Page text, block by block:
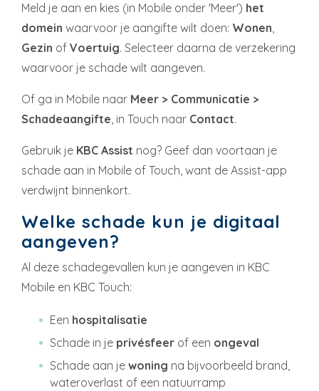
Meld je aan en kies (in Mobile onder 'Meer') het
domein waarvoor je aangifte wilt doen: Wonen,
Gezin of Voertuig. Selecteer daarna de verzekering
waarvoor je schade wilt aangeven.
Of ga in Mobile naar Meer > Communicatie >
Schadeaangifte, in Touch naar Contact.
Gebruik je KBC Assist nog? Geef dan voortaan je
schade aan in Mobile of Touch, want de Assist-app
verdwijnt binnenkort.
Welke schade kun je digitaal
aangeven?
Al deze schadegevallen kun je aangeven in KBC
Mobile en KBC Touch:
Een hospitalisatie
Schade in je privésfeer of een ongeval
Schade aan je woning na bijvoorbeeld brand,
wateroverlast of een natuurramp